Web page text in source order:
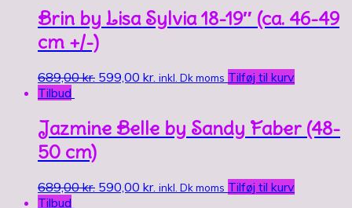
Brin by Lisa Sylvia 18-19″ (ca. 46-49
cm +/-)
689,00kr. 599,00 kr. inkl. Dk moms Tilføj til kurv
Tilbud
Jazmine Belle by Sandy Faber (48-
50 cm)
689,00kr. 590,00 kr. inkl. Dk moms Tilføj til kurv
Tilbud